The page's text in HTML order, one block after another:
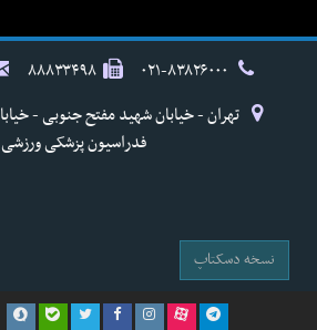
۸۸۸۳۳۴۹۸
فدراسیون پزشکی ورزشی
نسخه دسکتاپ